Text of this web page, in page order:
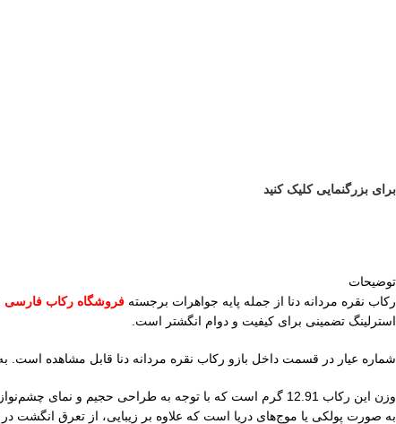
برای بزرگنمایی کلیک کنید
توضیحات
رکاب نقره مردانه دنا از جمله پایه جواهرات برجسته فروشگاه رکاب فارسی
استرلینگ تضمینی برای کیفیت و دوام انگشتر است.
شماره عیار در قسمت داخل بازو رکاب نقره مردانه دنا قابل مشاهده
به صورت پولکی یا موج‌های دریا است که علاوه بر زیبایی، از تعرق انگشت در